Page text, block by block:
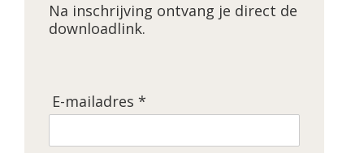
Na inschrijving ontvang je direct de
downloadlink.
E-mailadres *